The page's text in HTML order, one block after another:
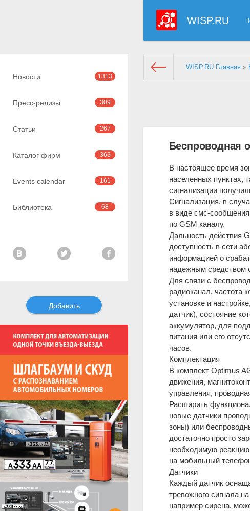
WISP.RU
Новости 1313
Пресс-релизы 309
Статьи 267
Каталог фирм 363
Events calendar 161
Библиотека 68
Добавить
WISP.RU Главная»
Беспроводная
В настоящее время
населенных пунктах,
сигнализации
Сигнализация, в
в виде смс-
по GSM каналу.
Дальность действия
доступность в сети
информацией о
надежным средством
Для связи с
радиоканал, частота
установке и
датчик), состояние
аккумулятор, для
питания или его
часов.
Комплектация
В комплект Optimus
движения,
управления,
Расширить
новые датчики
зоны) или
достаточно просто
необходимую
на мобильный
Датчики
Каждый датчик
тревожного сигнала
например сирена,